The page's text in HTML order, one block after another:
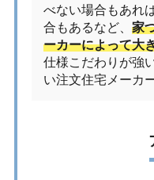
べない場合もあれ
合もあるなど、 家
ーカーによって大
仕様こだわりが強
い注文住宅メーカ